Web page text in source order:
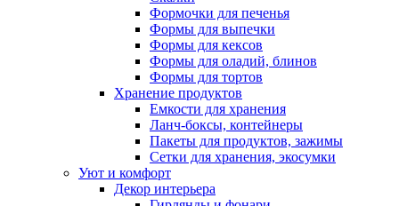
Формочки для печенья
Формы для выпечки
Формы для кексов
Формы для оладий, блинов
Формы для тортов
Хранение продуктов
Емкости для хранения
Ланч-боксы, контейнеры
Пакеты для продуктов, зажимы
Сетки для хранения, экосумки
Уют и комфорт
Декор интерьера